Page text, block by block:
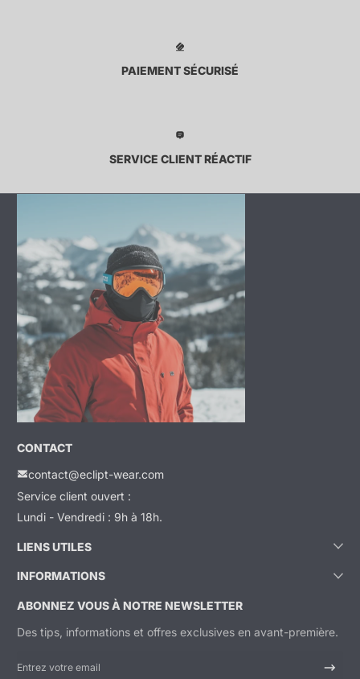
PAIEMENT SÉCURISÉ
SERVICE CLIENT RÉACTIF
CONTACT
contact@eclipt-wear.com
Service client ouvert :
Lundi - Vendredi : 9h à 18h.
LIENS UTILES
INFORMATIONS
ABONNEZ VOUS À NOTRE NEWSLETTER
Des tips, informations et offres exclusives en avant-première.
Entrez votre email